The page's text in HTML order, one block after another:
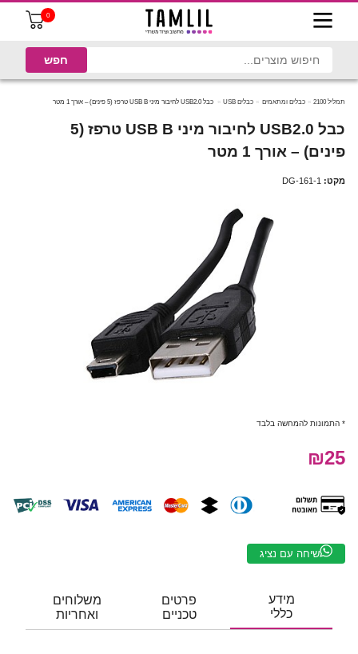
0
תמליל 2100 כבלים ומתאמים כבלים USB כבל USB2.0 לחיבור מיני USB B טרפז (5 פינים) – אורך 1 מטר
כבל USB2.0 לחיבור מיני USB B טרפז (5
פינים) – אורך 1 מטר
מקט: DG-161-1
* התמונות להמחשה בלבד
₪25
שיחה עם נציג
מידע
כללי
פרטים
טכניים
משלוחים
ואחריות